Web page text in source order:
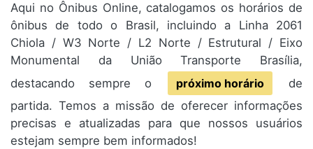
Aqui no Ônibus Online, catalogamos os horários de
ônibus de todo o Brasil, incluindo a Linha 2061
Chiola / W3 Norte / L2 Norte / Estrutural / Eixo
Monumental da União Transporte Brasília,
destacando sempre o
próximo horário
de
partida. Temos a missão de oferecer informações
precisas e atualizadas para que nossos usuários
estejam sempre bem informados!